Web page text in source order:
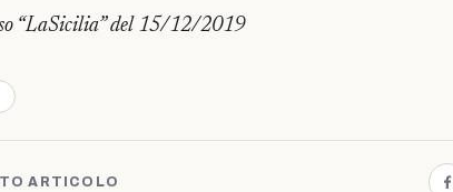
“LaSicilia” del 15/12/2019
ARTICOLO